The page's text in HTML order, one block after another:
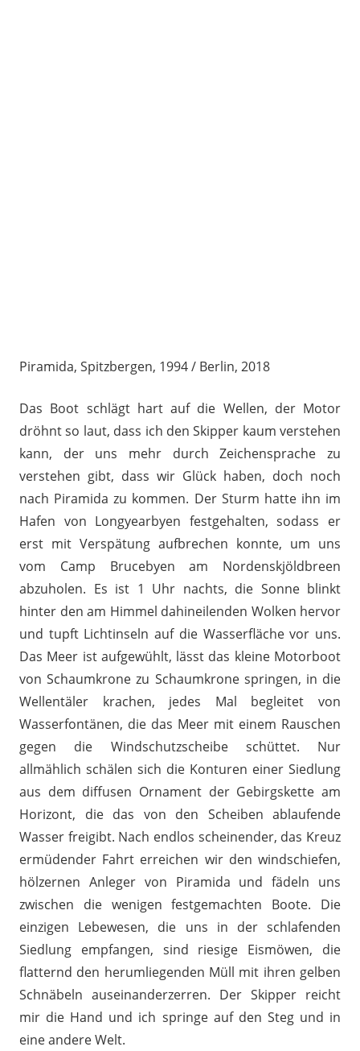
Piramida, Spitzbergen, 1994 / Berlin, 2018
Das Boot schlägt hart auf die Wellen, der Motor
dröhnt so laut, dass ich den Skipper kaum verstehen
kann, der uns mehr durch Zeichensprache zu
verstehen gibt, dass wir Glück haben, doch noch
nach Piramida zu kommen. Der Sturm hatte ihn im
Hafen von Longyearbyen festgehalten, sodass er
erst mit Verspätung aufbrechen konnte, um uns
vom Camp Brucebyen am Nordenskjöldbreen
abzuholen. Es ist 1 Uhr nachts, die Sonne blinkt
hinter den am Himmel dahineilenden Wolken hervor
und tupft Lichtinseln auf die Wasserfläche vor uns.
Das Meer ist aufgewühlt, lässt das kleine Motorboot
von Schaumkrone zu Schaumkrone springen, in die
Wellentäler krachen, jedes Mal begleitet von
Wasserfontänen, die das Meer mit einem Rauschen
gegen die Windschutzscheibe schüttet. Nur
allmählich schälen sich die Konturen einer Siedlung
aus dem diffusen Ornament der Gebirgskette am
Horizont, die das von den Scheiben ablaufende
Wasser freigibt. Nach endlos scheinender, das Kreuz
ermüdender Fahrt erreichen wir den windschiefen,
hölzernen Anleger von Piramida und fädeln uns
zwischen die wenigen festgemachten Boote. Die
einzigen Lebewesen, die uns in der schlafenden
Siedlung empfangen, sind riesige Eismöwen, die
flatternd den herumliegenden Müll mit ihren gelben
Schnäbeln auseinanderzerren. Der Skipper reicht
mir die Hand und ich springe auf den Steg und in
eine andere Welt.